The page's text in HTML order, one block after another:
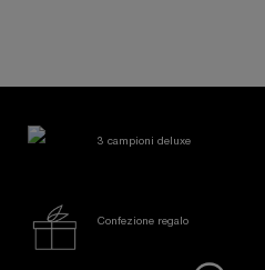
3 campioni deluxe
Confezione regalo